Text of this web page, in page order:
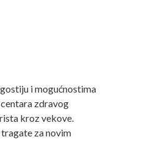
i mogućnostima
zdravog
kroz vekove.
za novim